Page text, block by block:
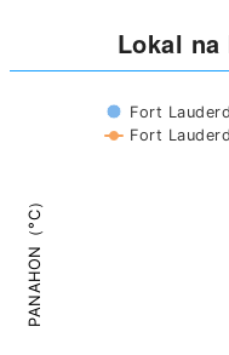
Lokal na
PANAHON（°C）
Fort
Fort